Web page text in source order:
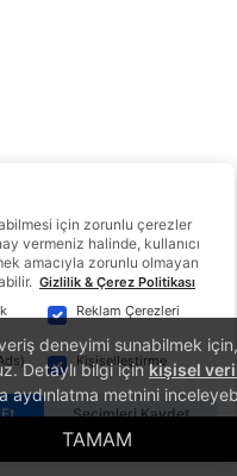
deneyimi sunabilmek
Detaylı bilgi içinkişisel
aydınlatma metnini
TAMAM
için zorunlu çerezler
vermeniz halinde, kullanıcı
amacıyla zorunlu olmayan
Gizlilik & Çerez Politikası
Reklam Çerezleri
Kişiselleştirme
Seçimleri Kaydet